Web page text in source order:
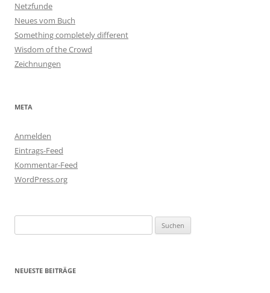
Netzfunde
Neues vom Buch
Something completely different
Wisdom of the Crowd
Zeichnungen
META
Anmelden
Eintrags-Feed
Kommentar-Feed
WordPress.org
nach:
NEUESTE BEITRÄGE